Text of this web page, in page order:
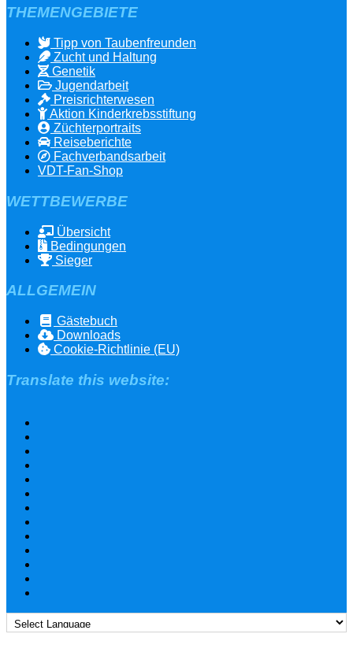
THEMENGEBIETE
Tipp von Taubenfreunden
Zucht und Haltung
Genetik
Jugendarbeit
Preisrichterwesen
Aktion Kinderkrebsstiftung
Züchterportraits
Reiseberichte
Fachverbandsarbeit
VDT-Fan-Shop
WETTBEWERBE
Übersicht
Bedingungen
Sieger
ALLGEMEIN
Gästebuch
Downloads
Cookie-Richtlinie (EU)
Translate this website: